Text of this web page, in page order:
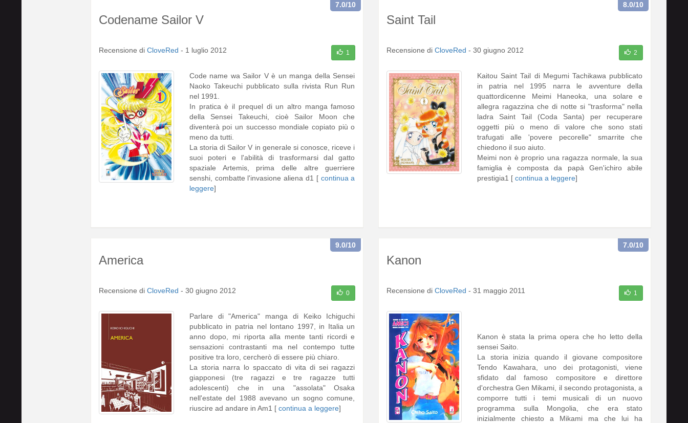
Codename Sailor V
7.0/10
Recensione di CloveRed - 1 luglio 2012 1
Code name wa Sailor V è un manga della Sensei
Naoko Takeuchi pubblicato sulla rivista Run Run
nel 1991.
In pratica è il prequel di un altro manga famoso
della Sensei Takeuchi, cioè Sailor Moon che
diventerà poi un successo mondiale copiato più o
meno da tutti.
La storia di Sailor V in generale si conosce, riceve i
suoi poteri e l'abilità di trasformarsi dal gatto
spaziale Artemis, prima delle altre guerriere
senshi, combatte l'invasione aliena d1 [ continua a
leggere]
Saint Tail
8.0/10
Recensione di CloveRed - 30 giugno 2012 2
Kaitou Saint Tail di Megumi Tachikawa pubblicato
in patria nel 1995 narra le avventure della
quattordicenne Meimi Haneoka, una solare e
allegra ragazzina che di notte si "trasforma" nella
ladra Saint Tail (Coda Santa) per recuperare
oggetti più o meno di valore che sono stati
trafugati alle 'povere pecorelle" smarrite che
chiedono il suo aiuto.
Meimi non è proprio una ragazza normale, la sua
famiglia è composta da papà Gen'ichiro abile
prestigia1 [ continua a leggere]
America
9.0/10
Recensione di CloveRed - 30 giugno 2012 0
Parlare di "America" manga di Keiko Ichiguchi
pubblicato in patria nel lontano 1997, in Italia un
anno dopo, mi riporta alla mente tanti ricordi e
sensazioni contrastanti ma nel contempo tutte
positive tra loro, cercherò di essere più chiaro.
La storia narra lo spaccato di vita di sei ragazzi
giapponesi (tre ragazzi e tre ragazze tutti
adolescenti) che in una "assolata" Osaka
nell'estate del 1988 avevano un sogno comune,
riuscire ad andare in Am1 [ continua a leggere]
Kanon
7.0/10
Recensione di CloveRed - 31 maggio 2011 1
Kanon è stata la prima opera che ho letto della
sensei Saito.
La storia inizia quando il giovane compositore
Tendo Kawahara, uno dei protagonisti, viene
sfidato dal famoso compositore e direttore
d'orchestra Gen Mikami, il secondo protagonista, a
comporre tutti i temi musicali di un nuovo
programma sulla Mongolia, che era stato
inizialmente chiesto a Mikami ma che lui ha